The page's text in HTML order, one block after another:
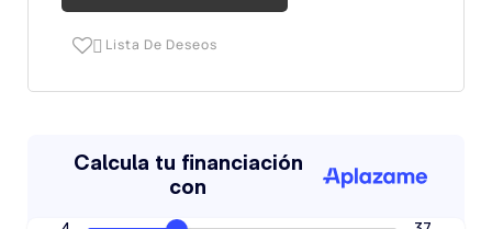
 Lista De Deseos